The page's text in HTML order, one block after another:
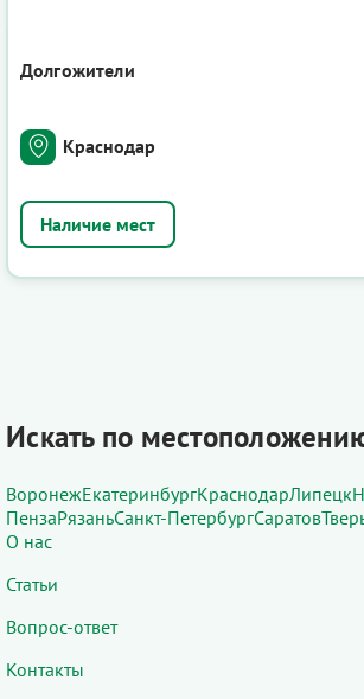
Долгожители
Краснодар
Искать по
ВоронежЕкатеринбургКраснодарЛипецк
ПензаРязаньСанкт-ПетербургСаратов
О нас
Статьи
Вопрос-ответ
Контакты